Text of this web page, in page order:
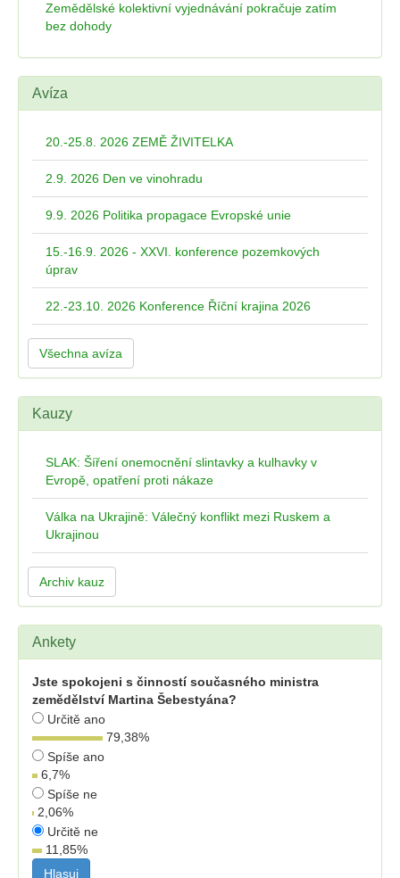
Zemědělské kolektivní vyjednávání pokračuje zatím
bez dohody
Avíza
20.-25.8. 2026 ZEMĚ ŽIVITELKA
2.9. 2026 Den ve vinohradu
9.9. 2026 Politika propagace Evropské unie
15.-16.9. 2026 - XXVI. konference pozemkových
úprav
22.-23.10. 2026 Konference Říční krajina 2026
Všechna avíza
Kauzy
SLAK: Šíření onemocnění slintavky a kulhavky v
Evropě, opatření proti nákaze
Válka na Ukrajině: Válečný konflikt mezi Ruskem a
Ukrajinou
Archiv kauz
Ankety
Jste spokojeni s činností současného ministra
zemědělství Martina Šebestyána?
Určitě ano
79,38%
Spíše ano
6,7%
Spíše ne
2,06%
Určitě ne
11,85%